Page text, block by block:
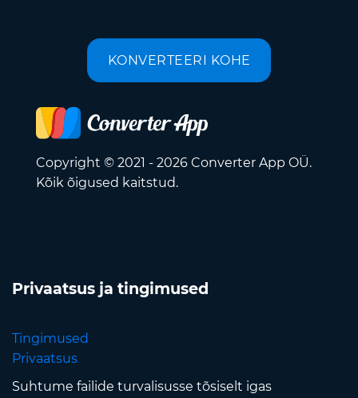
KONVERTEERI KOHE
Copyright © 2021 - 2026 Converter App OÜ.
Kõik õigused kaitstud.
Privaatsus ja tingimused
Tingimused
Privaatsus
Suhtume failide turvalisusse tõsiselt igas